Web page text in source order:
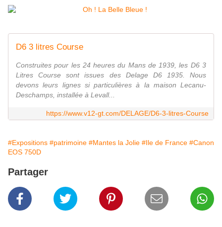
D6 3 litres Course
Construites pour les 24 heures du Mans de 1939, les D6 3
Litres Course sont issues des Delage D6 1935. Nous
devons leurs lignes si particulières à la maison Lecanu-
Deschamps, installée à Levall...
https://www.v12-gt.com/DELAGE/D6-3-litres-Course
#Expositions #patrimoine #Mantes la Jolie #Ile de France #Canon
EOS 750D
Partager